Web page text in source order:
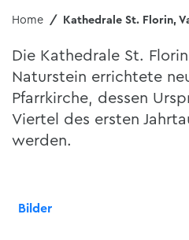
Home Kathedrale St. Florin,
Die Kathedrale St.
Naturstein errichtete
Pfarrkirche, dessen
Viertel des ersten
werden.
Bilder